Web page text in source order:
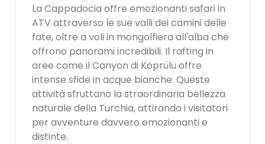
La Cappadocia offre emozionanti safari in
ATV attraverso le sue valli dei camini delle
fate, oltre a voli in mongolfiera all'alba che
offrono panorami incredibili. Il rafting in
aree come il Canyon di Köprülü offre
intense sfide in acque bianche. Queste
attività sfruttano la straordinaria bellezza
naturale della Turchia, attirando i visitatori
per avventure davvero emozionanti e
distinte.